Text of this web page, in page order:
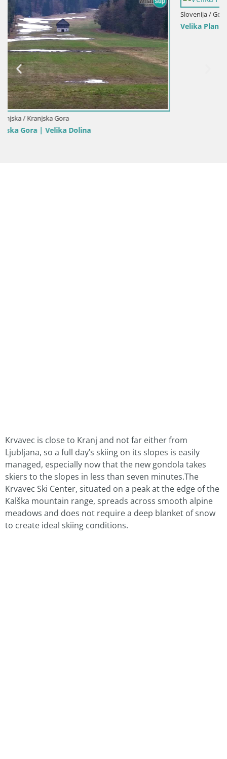
Slovenija / Gorenjska / Kamnik
Velika Planina | Gradišče
Krvavec is close to Kranj and not far either from
Ljubljana, so a full day’s skiing on its slopes is easily
managed, especially now that the new gondola takes
skiers to the slopes in less than seven minutes.The
Krvavec Ski Center, situated on a peak at the edge of the
Kalška mountain range, spreads across smooth alpine
meadows and does not require a deep blanket of snow
to create ideal skiing conditions.